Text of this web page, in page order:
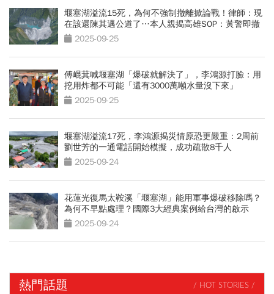
堰塞湖溢流15死，為何不強制撤離掀論戰！律師：現
在該還陳其邁公道了…本人親揭高雄SOP：黃警即撤
2025-09-25
傅崐萁喊堰塞湖「爆破就解決了」，李鴻源打臉：用
挖用炸都不可能「還有3000萬噸水量沒下來」
2025-09-25
堰塞湖溢流17死，李鴻源揭災情原恐更嚴重：2周前
劉世芳的一通電話開始模擬，成功疏散8千人
2025-09-24
花蓮光復馬太鞍溪「堰塞湖」能用軍事爆破移除嗎？
為何不早點處理？國際3大經典案例給台灣的啟示
2025-09-24
熱門話題 / HOT STORIES /